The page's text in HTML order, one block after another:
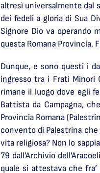
altresì universalmente dal
dei fedeli a gloria di Sua
Signore Dio va operando
questa Romana Provincia.
Dunque, e sono questi i
ingresso tra i Frati Minori
rimane il luogo dove egli
Battista da Campagna,
Provincia Romana
convento di Palestrina
vita religiosa? Non lo
79 dall’Archivio
quale si attestava che